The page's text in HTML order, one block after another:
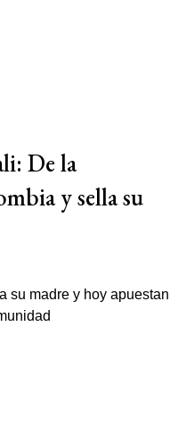
De la
y sella su